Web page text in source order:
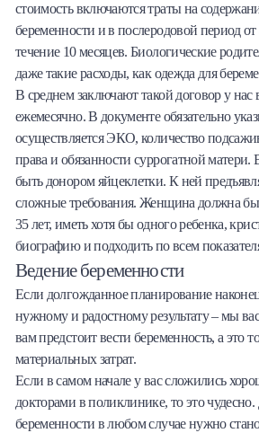
стоимость включаются траты на
беременности и в послеродовой период от
течение 10 месяцев. Биологические
даже такие расходы, как одежда для
В среднем заключают такой договор у нас
ежемесячно. В документе обязательно
осуществляется ЭКО, количество
права и обязанности суррогатной
быть донором яйцеклетки. К ней
сложные требования. Женщина должна
35 лет, иметь хотя бы одного ребенка,
биографию и подходить по всем
Ведение беременности
Если долгожданное планирование
нужному и радостному результату – мы
вам предстоит вести беременность, а это
материальных затрат.
Если в самом начале у вас сложились
докторами в поликлинике, то это
беременности в любом случае нужно